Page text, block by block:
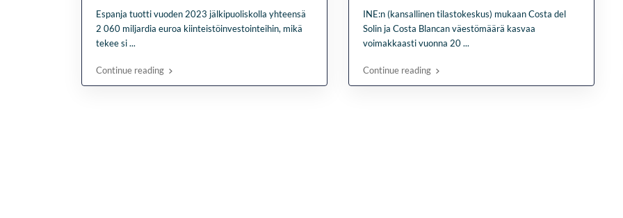
Espanja tuotti vuoden 2023 jälkipuoliskolla yhteensä
2 060 miljardia euroa kiinteistöinvestointeihin, mikä
tekee si...
Continue reading
INE:n (kansallinen tilastokeskus) mukaan Costa del
Solin ja Costa Blancan väestömäärä kasvaa
voimakkaasti vuonna 20...
Continue reading
mijn droomhuis
Zelfs toen ik niet in
perfect, alleen maar lof!